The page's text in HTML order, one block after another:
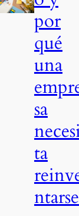
por
qué
una
sa
ta
ntarse